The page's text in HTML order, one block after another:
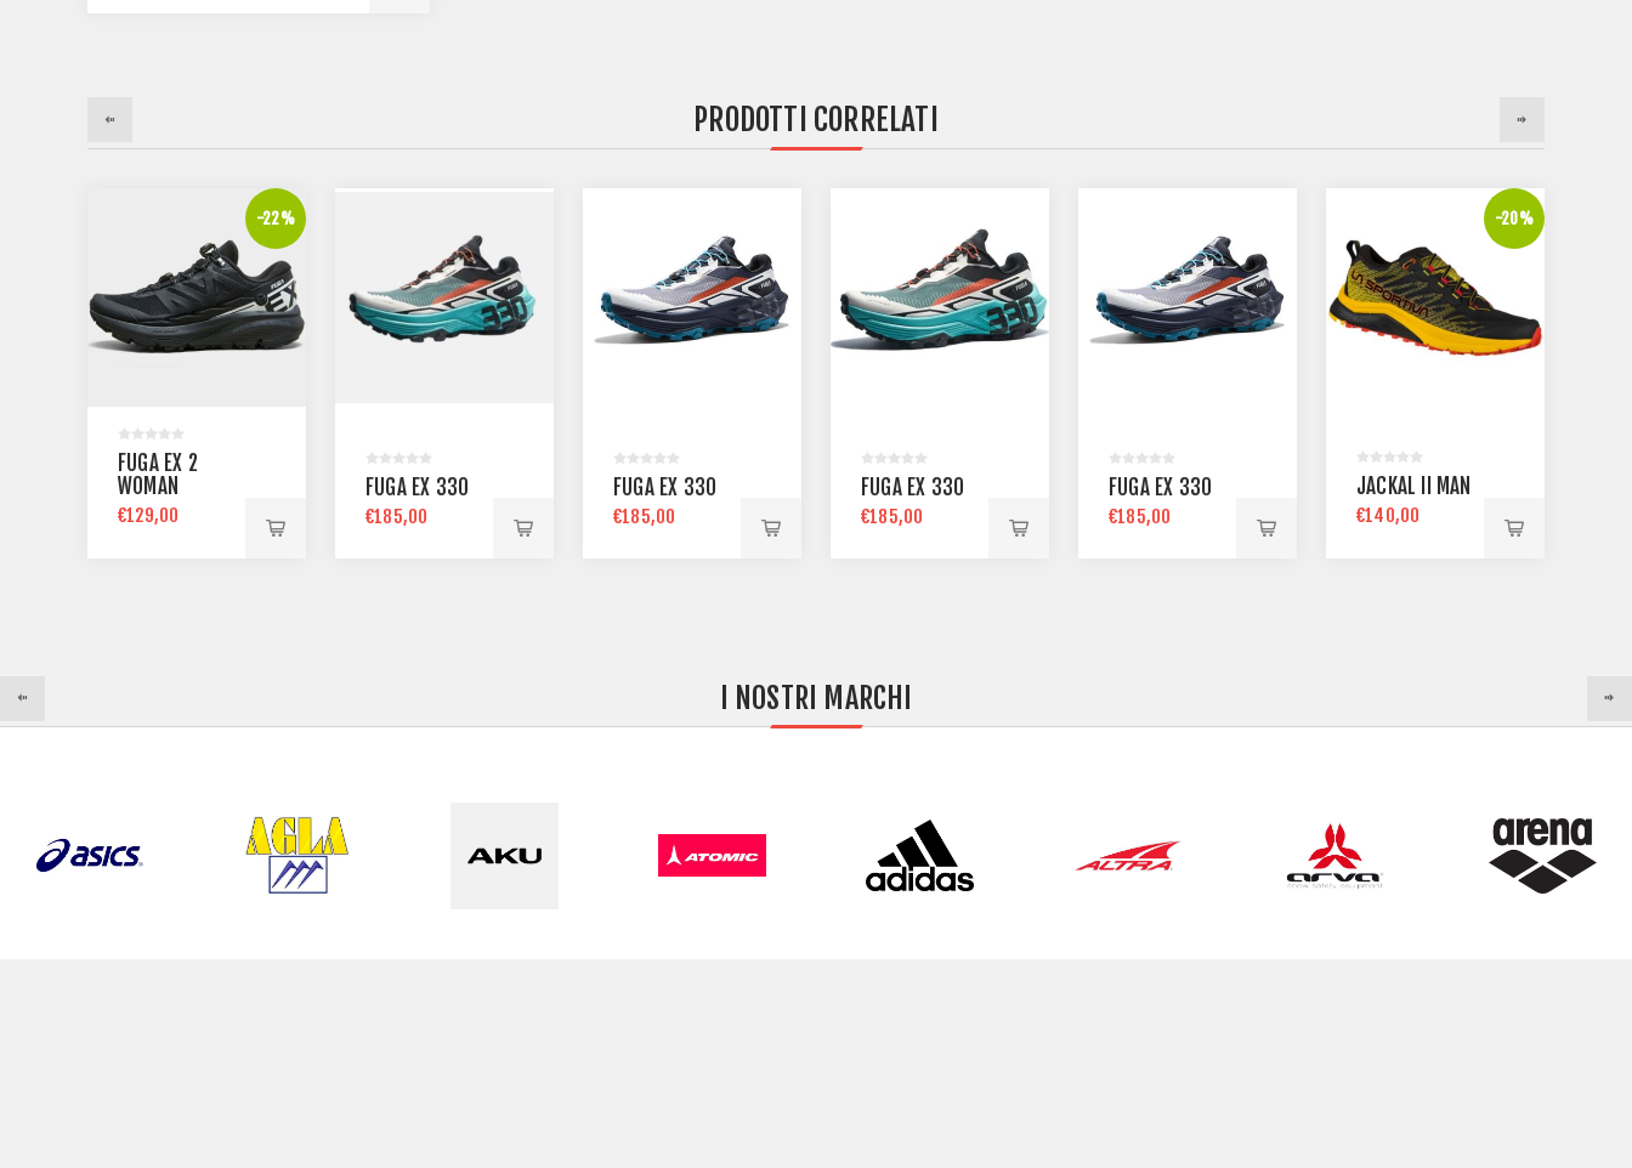
PRODOTTI CORRELATI
-22%
FUGA EX 2
WOMAN
€129,00
FUGA EX 330
€185,00
FUGA EX 330
€185,00
FUGA EX 330
€185,00
FUGA EX 330
€185,00
-20%
JACKAL II MAN
€140,00
I NOSTRI MARCHI